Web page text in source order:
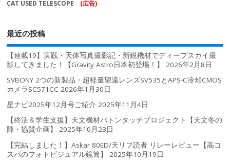
CAT USED TELESCOPE (広告)
最近の投稿
【連載19】実践・天体写真撮影記・新鋭機材でディープスカイ撮
影してきました！【Gravity Astro日本初登場！】
2026年2月8日
SVBONY 2つの新製品・超軽量望遠レンズSV535とAPS-C冷却CMOS
カメラSC571CC 2026年1月30日
星ナビ2025年12月号ご紹介 2025年11月4日
【終活＆学生支援】天文機材バトンタッチプロジェクト【天文冬の
陣・協賛企画】
2025年10月23日
【完結しました！】Askar 80ED/天リフ読者 リレーレビュー【高コ
スパのフォトビジュアル鏡筒】
2025年10月19日